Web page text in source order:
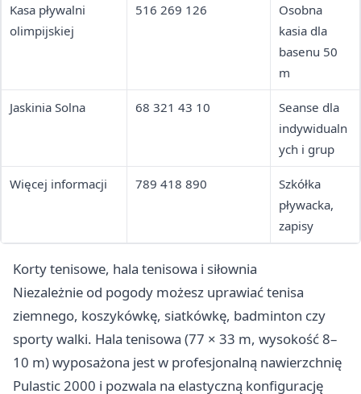
Kasa pływalni
olimpijskiej
516 269 126
Osobna
kasia dla
basenu 50
m
Jaskinia Solna 68 321 43 10
Seanse dla
indywidualn
ych i grup
Więcej informacji 789 418 890
Szkółka
pływacka,
zapisy
Korty tenisowe, hala tenisowa i siłownia
Niezależnie od pogody możesz uprawiać tenisa
ziemnego, koszykówkę, siatkówkę, badminton czy
sporty walki. Hala tenisowa (77 × 33 m, wysokość 8–
10 m) wyposażona jest w profesjonalną nawierzchnię
Pulastic 2000 i pozwala na elastyczną konfigurację